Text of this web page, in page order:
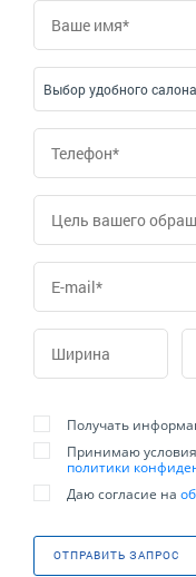
Выбор удобного
ОТПРАВИТЬ ЗАПРОС
Получать
Принимаю условия
политики
Даю согласие на